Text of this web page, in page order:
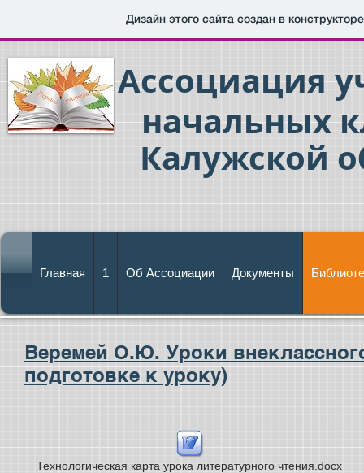
Дизайн этого сайта создан в
Ассоциация
начальных
Калужской
Главная 1 Об Ассоциации Документы
Веремей О.Ю. Уроки
подготовке к уроку)
Технологическая карта урока литературного чтения.docx